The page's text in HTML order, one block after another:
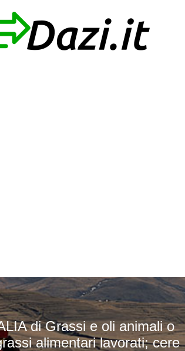
di Grassi e oli animali o
alimentari lavorati; cere